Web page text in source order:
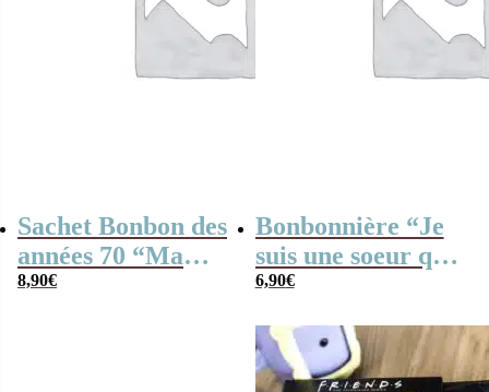
Sachet Bonbon des
années 70 “Ma
sœur d’amour” –
8,90€
Bonbonnière “Je
suis une soeur qui
déchire” et ses 15
6,90€